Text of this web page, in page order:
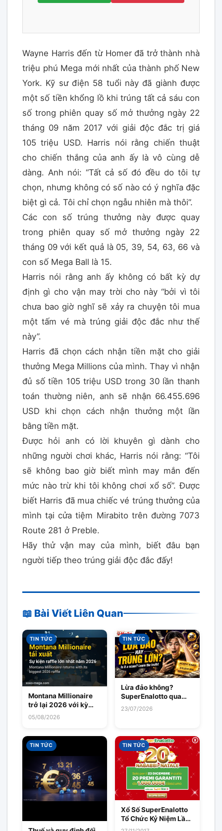
Wayne Harris đến từ Homer đã trở thành nhà
triệu phú Mega mới nhất của thành phố New
York. Kỹ sư điện 58 tuổi này đã giành được
một số tiền khổng lồ khi trúng tất cả sáu con
số trong phiên quay số mở thưởng ngày 22
tháng 09 năm 2017 với giải độc đắc trị giá
105 triệu USD. Harris nói rằng chiến thuật
cho chiến thắng của anh ấy là vô cùng dễ
dàng. Anh nói: “Tất cả số đó đều do tôi tự
chọn, nhưng không có số nào có ý nghĩa đặc
biệt gì cả. Tôi chỉ chọn ngẫu nhiên mà thôi”.
Các con số trúng thưởng này được quay
trong phiên quay số mở thưởng ngày 22
tháng 09 với kết quả là 05, 39, 54, 63, 66 và
con số Mega Ball là 15.
Harris nói rằng anh ấy không có bất kỳ dự
định gì cho vận may trời cho này “bởi vì tôi
chưa bao giờ nghĩ sẽ xảy ra chuyện tôi mua
một tấm vé mà trúng giải độc đắc như thế
này”.
Harris đã chọn cách nhận tiền mặt cho giải
thưởng Mega Millions của mình. Thay vì nhận
đủ số tiền 105 triệu USD trong 30 lần thanh
toán thường niên, anh sẽ nhận 66.455.696
USD khi chọn cách nhận thưởng một lần
bằng tiền mặt.
Được hỏi anh có lời khuyên gì dành cho
những người chơi khác, Harris nói rằng: “Tôi
sẽ không bao giờ biết mình may mắn đến
mức nào trừ khi tôi không chơi xổ số”. Được
biết Harris đã mua chiếc vé trúng thưởng của
mình tại cửa tiệm Mirabito trên đường 7073
Route 281 ở Preble.
Hãy thử vận may của mình, biết đâu bạn
người tiếp theo trúng giải độc đắc đấy!
📖 Bài Viết Liên Quan
TIN TỨC
Montana Millionaire
trở lại 2026 với kỳ
raffle lớn nhất từ
05/08/2026
TIN TỨC
Lừa đảo không?
SuperEnalotto qua
mạng – Hướng dẫn
23/07/2026
TIN TỨC TIN TỨC
Xổ Số SuperEnalotto
Tổ Chức Kỷ Niệm Lần
Thứ 20 Bằng Phiên